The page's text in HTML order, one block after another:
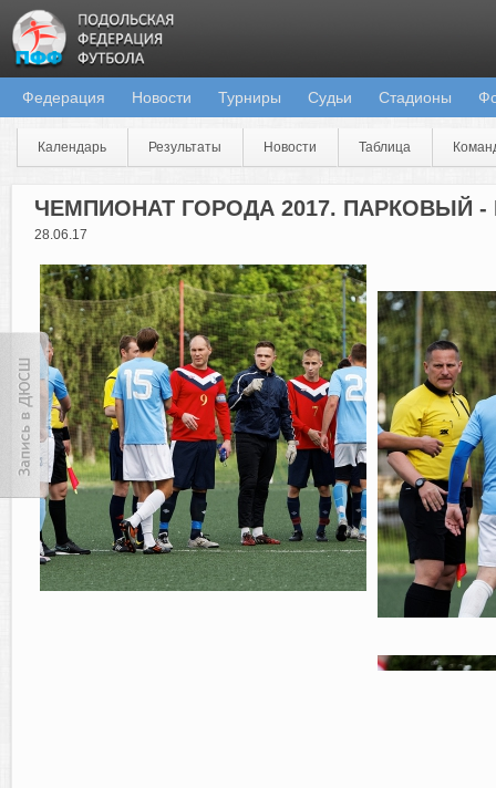
Федерация Новости Турниры Судьи Стадионы
Календарь Результаты Новости Таблица
ЧЕМПИОНАТ ГОРОДА 2017. ПАРКОВЫЙ
28.06.17